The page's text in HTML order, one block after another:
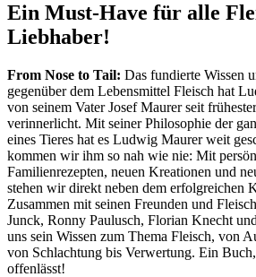
Ein Must-Have für alle
Liebhaber!
From Nose to Tail: Das fundierte Wissen
gegenüber dem Lebensmittel Fleisch hat
von seinem Vater Josef Maurer seit
verinnerlicht. Mit seiner Philosophie der
eines Tieres hat es Ludwig Maurer weit
kommen wir ihm so nah wie nie: Mit
Familienrezepten, neuen Kreationen und
stehen wir direkt neben dem erfolgreichen
Zusammen mit seinen Freunden und
Junck, Ronny Paulusch, Florian Knecht
uns sein Wissen zum Thema Fleisch, von
von Schlachtung bis Verwertung. Ein
offenlässt!